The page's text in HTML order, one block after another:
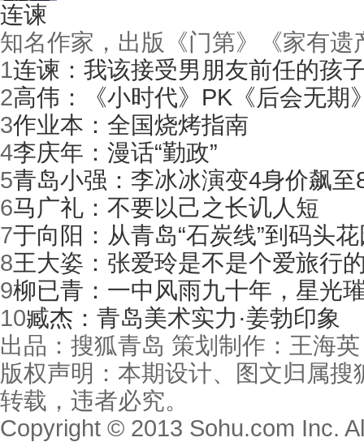
连谏
知名作家，出版《门第》《家有
1连谏：我该接受男朋友前任的孩
2高伟：《小时代》PK《后会无期
3作业本：全国烧烤指南
4李庆年：漫话“勤政”
5青岛小强：李冰冰演变4身价飙至
6马广礼：不要以己之长讥人短
7于向阳：从青岛“石炭线”到码头
8王大姿：张爱玲是不是个爱旅行
9柳已青：一中风雨九十年，星光
10臧杰：青岛美术实力·姜勃印象
出品：搜狐青岛 策划制作：王海英
版权声明：本期设计、图文归属
转载，违者必究。
Copyright © 2013 Sohu.com Inc.